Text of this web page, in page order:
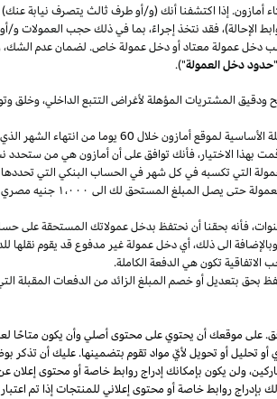
أمازون. إذا اكتشفنا أنك (و/أو طرف ثالث يتصرف نيابة
الإحالة)، فقد نتخذ إجراءً، بما في ذلك حجب العمولات و/
دخل عمولة معتاد أو دخل عمولة خاص. لضمان عدم الشك،
حدود دخل العمولة").
ودقيق المشتريات المؤهلة لأغراض التتبع الداخلي،وخلق
سنقوم بدفع دخل العمولة المعتاد ودخل العمولة
بهذا الاختيار،فأنك توافق على أن أمازون هي من ستحدد
التي تكسبه في كل شهر في الحساب البنكي التي
حتى يصل المبلغ المستحق لك الى ١٬٠٠٠ جنيه مصري
فأنه بحقنا أن نحتفظ بدخل عمولاتك المستحقة على
الىذلك،أي دخل عمولة غير مدفوع قد يقوم نقلها
الاتفاقية تكون هي الدفعة الكاملة.
بحق بتعديل أو خصم المبلغ الزائد من الدفعات المقبلة
على موقعك أن يحتوي على محتوى أصلي وأن يكون متاحًا
تحليل أو تحويل لأيّ مواد تقوم بتضمينها. عليك أن
ولن يكون بإمكانك إدراج روابط خاصة أو محتوى
روابط خاصة أو محتوى إعلاني للمنتجات إذا تم